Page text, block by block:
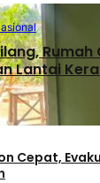
Rumah
Lantai
Cepat,